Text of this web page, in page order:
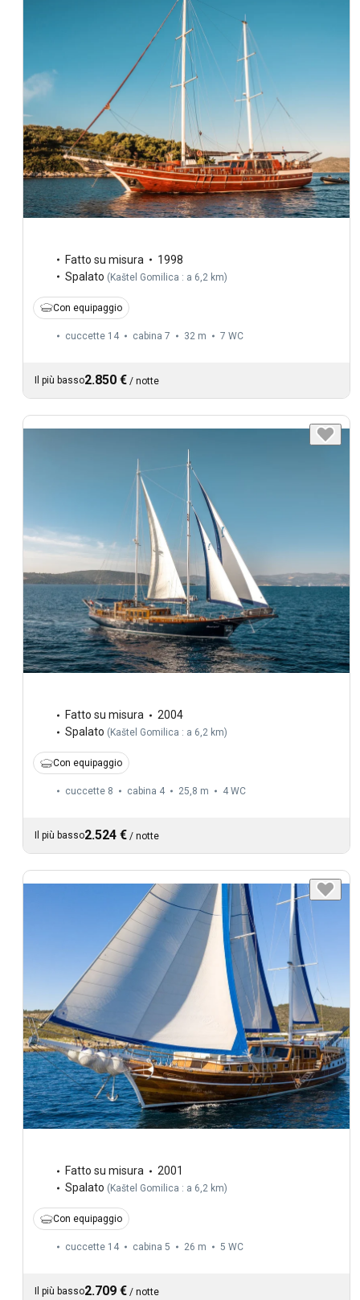
Fatto su misura
1998
Spalato (Kaštel Gomilica : a 6,2 km)
Con equipaggio
cuccette 14 cabina 7 32 m 7 WC
Il più basso2.850 € / notte
Fatto su misura
2004
Spalato ( Kaštel Gomilica : a 6,2 km)
Con equipaggio
cuccette 8 cabina 4 25,8 m 4 WC
Il più basso2.524 € / notte
Fatto su misura
2001
Spalato ( Kaštel Gomilica : a 6,2 km)
Con equipaggio
cuccette 14 cabina 5 26 m 5 WC
Il più basso2.709 € / notte